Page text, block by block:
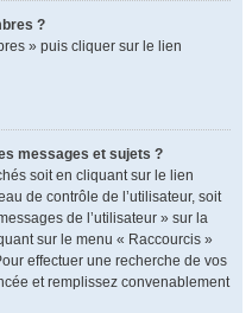
?
» puis cliquer sur le lien
messages et sujets ?
soit en cliquant sur le lien
de contrôle de l’utilisateur, soit
de l’utilisateur » sur la
sur le menu « Raccourcis »
effectuer une recherche de vos
et remplissez convenablement